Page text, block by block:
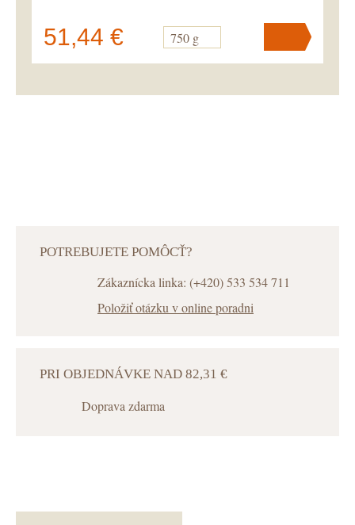
51,44 € 750 g
POTREBUJETE POMÔCŤ?
Zákaznícka linka: (+420) 533 534 711
Položiť otázku v online poradni
PRI OBJEDNÁVKE NAD 82,31 €
Doprava zdarma